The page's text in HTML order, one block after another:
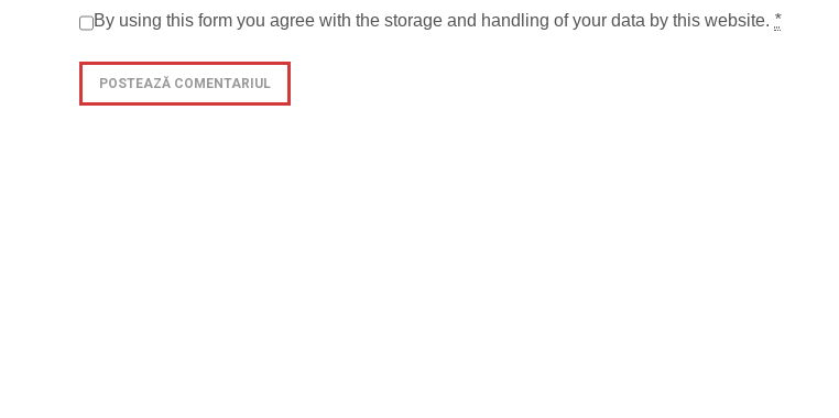
By using this form you agree with the storage and handling of your data by this website. *